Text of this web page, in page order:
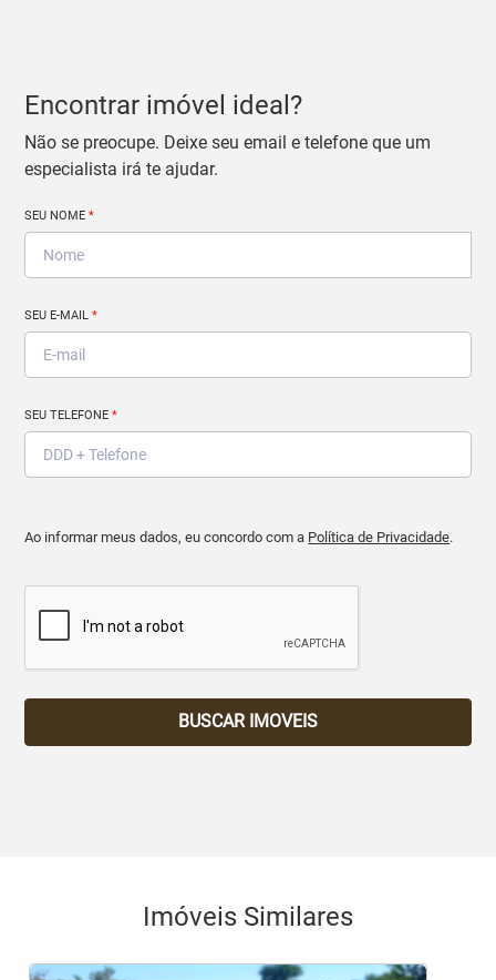
Encontrar imóvel ideal?
Não se preocupe. Deixe seu email e telefone que um
especialista irá te ajudar.
SEU NOME*
SEU E-MAIL*
SEU TELEFONE*
Ao informar meus dados, eu concordo com a Política de Privacidade.
BUSCAR IMOVEIS
Imóveis Similares